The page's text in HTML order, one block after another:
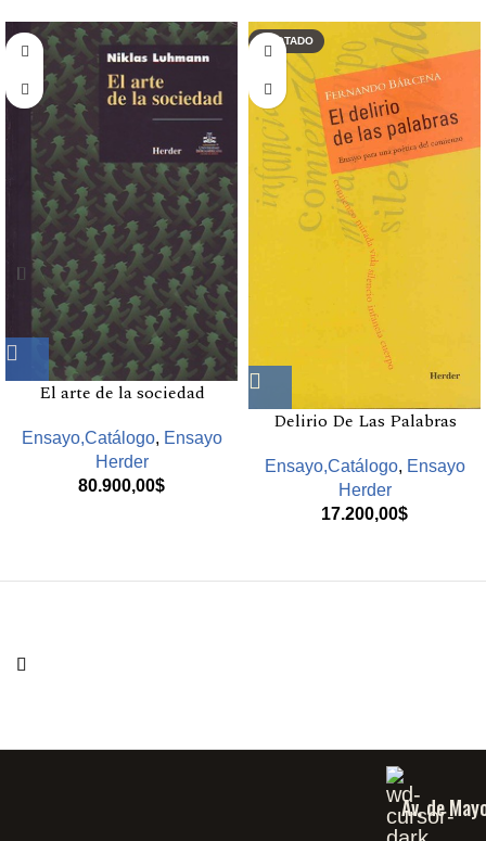
El arte de la sociedad
Ensayo,Catálogo, Ensayo
Herder
80.900,00$
AGOTADO
Delirio De Las Palabras
Ensayo,Catálogo, Ensayo
Herder
17.200,00$
Av. de